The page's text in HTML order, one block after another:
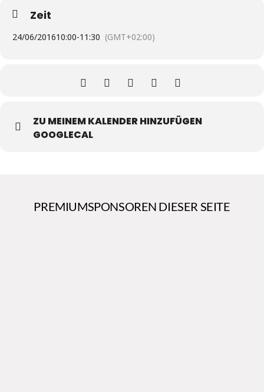
Zeit
24/06/201610:00-11:30 (GMT+02:00)
ZU MEINEM KALENDER HINZUFÜGEN
GOOGLECAL
PREMIUMSPONSOREN DIESER SEITE